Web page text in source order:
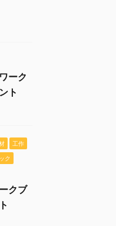
ーク
ト
工作
ク
クブ